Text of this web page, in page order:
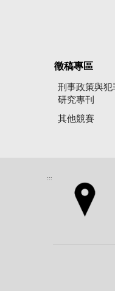
徵稿專區
刑事政策與犯
研究專刊
其他競賽
:::